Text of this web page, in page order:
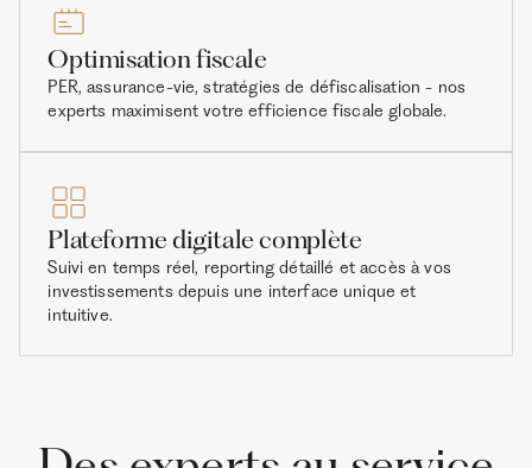
Optimisation fiscale
PER, assurance-vie, stratégies de défiscalisation - nos
experts maximisent votre efficience fiscale globale.
Plateforme digitale complète
Suivi en temps réel, reporting détaillé et accès à vos
investissements depuis une interface unique et
intuitive.